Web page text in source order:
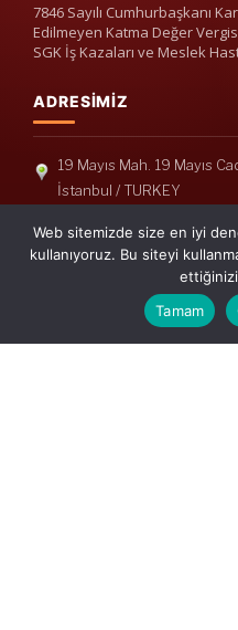
7846 Sayılı Cumhurbaşkanı
Edilmeyen Katma Değer
SGK İş Kazaları ve Meslek
ADRESIMIZ
19 Mayıs Mah. 19 Mayıs
İstanbul / TURKEY
Telefon: +90(212) 240 33
Telefon: +90(212) 248 19
info@erisymm.com
Web sitemizde size en iyi
kullanıyoruz. Bu siteyi
ettiğinizi
Tamam